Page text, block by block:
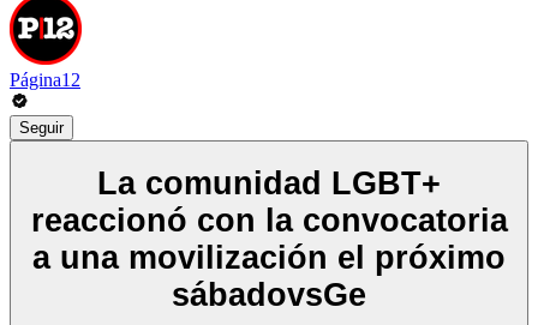
Página12
Seguir
La comunidad LGBT+
reaccionó con la convocatoria
a una movilización el próximo
sábadovsGe